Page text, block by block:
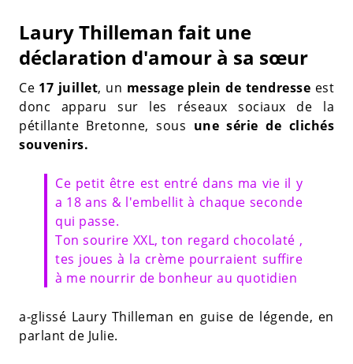
Laury Thilleman fait une
déclaration d'amour à sa sœur
Ce 17 juillet, un message plein de tendresse est
donc apparu sur les réseaux sociaux de la
pétillante Bretonne, sous une série de clichés
souvenirs.
Ce petit être est entré dans ma vie il y
a 18 ans & l'embellit à chaque seconde
qui passe.
Ton sourire XXL, ton regard chocolaté ,
tes joues à la crème pourraient suffire
à me nourrir de bonheur au quotidien
a-glissé Laury Thilleman en guise de légende, en
parlant de Julie.